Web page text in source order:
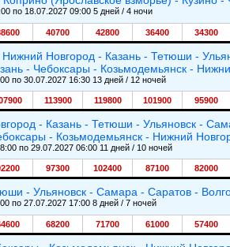
по 18.07.2027 09:00 5 дней / 4 ночи
40700 42800 36400 34300
Новгород - Казань - Тетюши -
- Чебоксары - Козьмодемьянск -
по 30.07.2027 16:30 13 дней / 12 ночей
113900 119800 101900 95900
- Казань - Тетюши - Ульяновск -
- Козьмодемьянск - Нижний
по 29.07.2027 06:00 11 дней / 10 ночей
97300 102400 87100 82000
- Ульяновск - Самара - Саратов -
по 27.07.2027 17:00 8 дней / 7 ночей
68200 71700 61000 57400